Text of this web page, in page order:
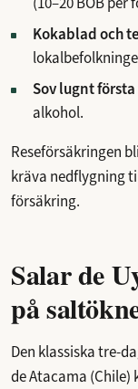
Kokablad och
Sov lugnt
alkohol.
Reseförsäkringen
kräva nedflygning
försäkring.
Salar de
på
Den klassiska tre-
de Atacama (Chile)